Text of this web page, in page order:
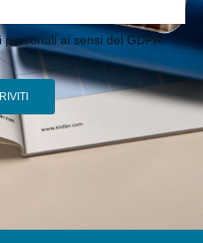
ai sensi del GDPR: